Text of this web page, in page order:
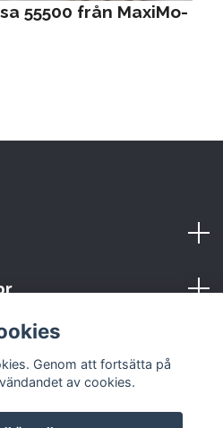
55500 från MaxiMo-
Genom att fortsätta på
av cookies.